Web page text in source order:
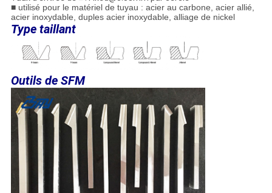
■ utilisé pour le matériel de tuyau : acier au carbone, acier allié,
acier inoxydable, duples acier inoxydable, alliage de nickel
Type taillant
Outils de SFM